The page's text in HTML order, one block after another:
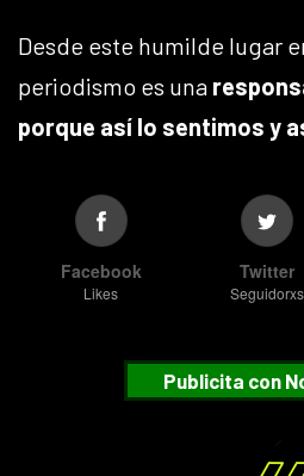
Desde este humilde lugar
periodismo es una
porque así lo sentimos y
Facebook
Likes
Twitter
Seguidorxs
Publicita con